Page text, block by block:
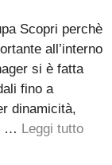
Scopri perchè
all’interno
si è fatta
fino a
dinamicità,
… Leggi tutto